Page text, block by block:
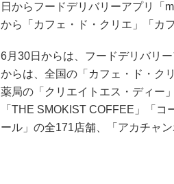
日からフードデリバリーアプリ「
から「カフェ・ド・クリエ」「カ
6月30日からは、フードデリバリ
からは、全国の「カフェ・ド・ク
薬局の「クリエイトエス・ディー
「THE SMOKIST COFFEE」「
ール」の全171店舗、「アカチャ